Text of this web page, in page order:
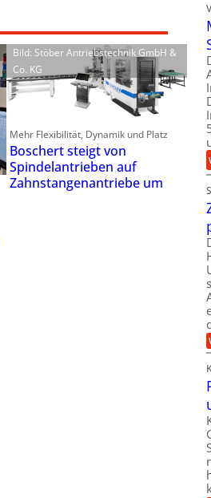
Bild: Stöber Antriebstechnik GmbH &
Co. KG
Mehr Flexibilität, Dynamik und Platz
Boschert steigt von
Spindelantrieben auf
Zahnstangenantriebe um